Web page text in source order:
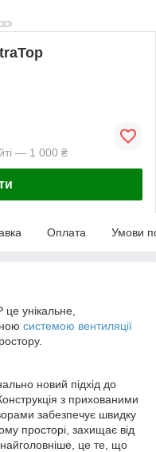
— 1 000 ₴
Оплата Умови
унікальне,
системою вентиляції
новий підхід до
з прихованими
забезпечує швидку
просторі, захищає від
найголовніше, це те, що